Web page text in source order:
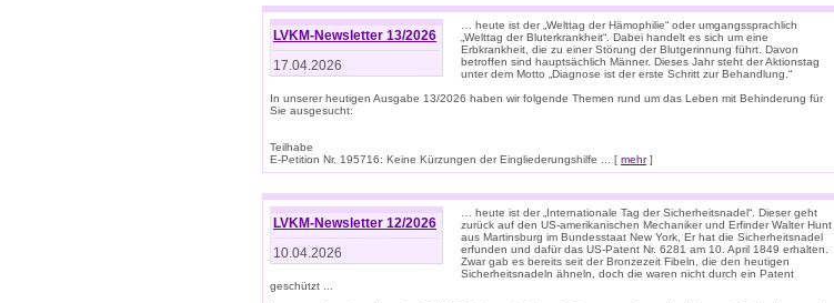
LVKM-Newsletter 13/2026
17.04.2026
… heute ist der „Welttag der Hämophilie“ oder umgangssprachlich
„Welttag der Bluterkrankheit“. Dabei handelt es sich um eine
Erbkrankheit, die zu einer Störung der Blutgerinnung führt. Davon
betroffen sind hauptsächlich Männer. Dieses Jahr steht der Aktionstag
unter dem Motto „Diagnose ist der erste Schritt zur Behandlung.“
In unserer heutigen Ausgabe 13/2026 haben wir folgende Themen rund um das Leben mit Behinderung für
Sie ausgesucht:
Teilhabe
E-Petition Nr. 195716: Keine Kürzungen der Eingliederungshilfe ... [ mehr]
LVKM-Newsletter 12/2026
10.04.2026
… heute ist der „Internationale Tag der Sicherheitsnadel“. Dieser geht
zurück auf den US-amerikanischen Mechaniker und Erfinder Walter Hunt
aus Martinsburg im Bundesstaat New York, Er hat die Sicherheitsnadel
erfunden und dafür das US-Patent Nr. 6281 am 10. April 1849 erhalten.
Zwar gab es bereits seit der Bronzezeit Fibeln, die den heutigen
Sicherheitsnadeln ähneln, doch die waren nicht durch ein Patent
geschützt ...